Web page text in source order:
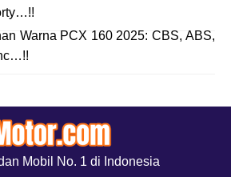
Warna PCX 160 2025: CBS, ABS,
Mobil No. 1 di Indonesia